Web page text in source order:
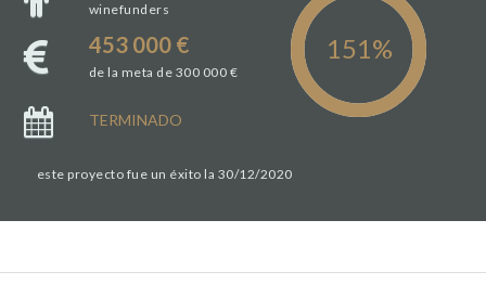
winefunders
453 000 €
de la meta de 300 000 €
TERMINADO
este proyecto fue un éxito la 30/12/2020